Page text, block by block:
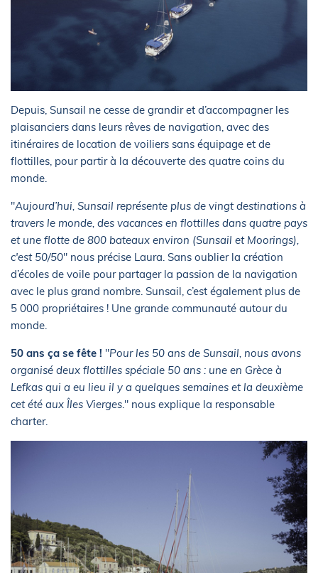
Depuis, Sunsail ne cesse de grandir et d’accompagner les
plaisanciers dans leurs rêves de navigation, avec des
itinéraires de location de voiliers sans équipage et de
flottilles, pour partir à la découverte des quatre coins du
monde.
"Aujourd’hui, Sunsail représente plus de vingt destinations à
travers le monde, des vacances en flottilles dans quatre pays
et une flotte de 800 bateaux environ (Sunsail et Moorings),
c'est 50/50" nous précise Laura. Sans oublier la création
d’écoles de voile pour partager la passion de la navigation
avec le plus grand nombre. Sunsail, c’est également plus de
5 000 propriétaires ! Une grande communauté autour du
monde.
50 ans ça se fête ! "Pour les 50 ans de Sunsail, nous avons
organisé deux flottilles spéciale 50 ans : une en Grèce à
Lefkas qui a eu lieu il y a quelques semaines et la deuxième
cet été aux Îles Vierges." nous explique la responsable
charter.